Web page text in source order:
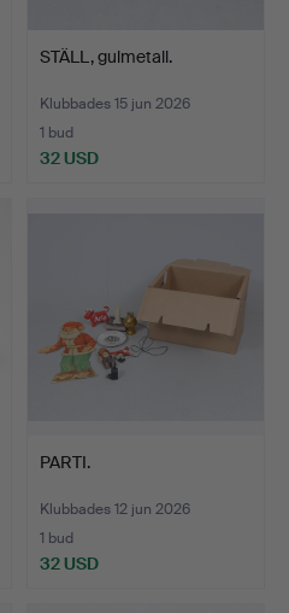
STÄLL, gulmetall.
Klubbades 15 jun 2026
1 bud
32 USD
PARTI.
Klubbades 12 jun 2026
1 bud
32 USD